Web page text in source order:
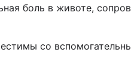
боль в животе,
со